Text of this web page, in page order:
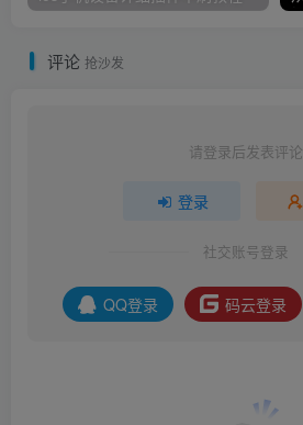
评论 抢沙发
请登录后发表评论
登录
社交账号登录
QQ登录 码云登录